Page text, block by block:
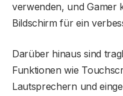
verwenden, und Gamer
Bildschirm für ein
Darüber hinaus sind
Funktionen wie
Lautsprechern und